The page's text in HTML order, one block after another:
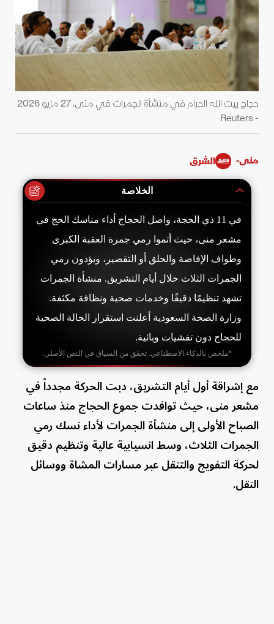
حجاج بيت الله الحرام في منشأة الجمرات في منى. 27 مايو 2026
- Reuters
منى- الشرق
الخلاصة
في 11 ذي الحجة، واصل الحجاج أداء مناسك الحج في
مشعر منى، حيث أتموا رمي جمرة العقبة الكبرى
وطواف الإفاضة والحلق أو التقصير، ويؤدون رمي
الجمرات الثلاث خلال أيام التشريق. منشأة الجمرات
تشهد تنظيمًا دقيقًا وخدمات صحية ونظافة مكثفة.
وزارة الصحة السعودية أعلنت استقرار الحالة الصحية
للحجاج دون تفشيات وبائية.
*ملخص بالذكاء الاصطناعي. تحقق من السياق في النص الأصلي.
مع إشراقة أول أيام التشريق، دبت الحركة مجدداً في
مشعر منى، حيث توافدت جموع الحجاج منذ ساعات
الصباح الأولى إلى منشأة الجمرات لأداء نسك رمي
الجمرات الثلاث، وسط انسيابية عالية وتنظيم دقيق
لحركة التفويج والتنقل عبر مسارات المشاة ووسائل
النقل.